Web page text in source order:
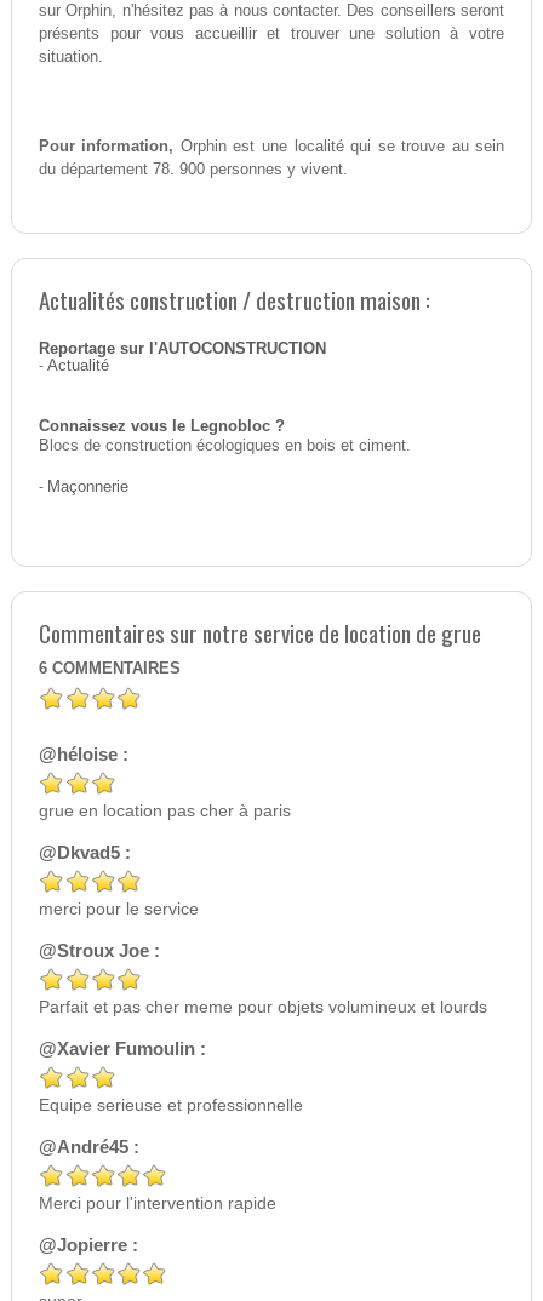
sur Orphin, n'hésitez pas à nous contacter. Des conseillers seront
présents pour vous accueillir et trouver une solution à votre
situation.
Pour information, Orphin est une localité qui se trouve au sein
du département 78. 900 personnes y vivent.
Actualités construction / destruction maison :
Reportage sur l'AUTOCONSTRUCTION
- Actualité
Connaissez vous le Legnobloc ?
Blocs de construction écologiques en bois et ciment.
- Maçonnerie
Commentaires sur notre service de location de grue
6 COMMENTAIRES
@héloise :
grue en location pas cher à paris
@Dkvad5 :
merci pour le service
@Stroux Joe :
Parfait et pas cher meme pour objets volumineux et lourds
@Xavier Fumoulin :
Equipe serieuse et professionnelle
@André45 :
Merci pour l'intervention rapide
@Jopierre :